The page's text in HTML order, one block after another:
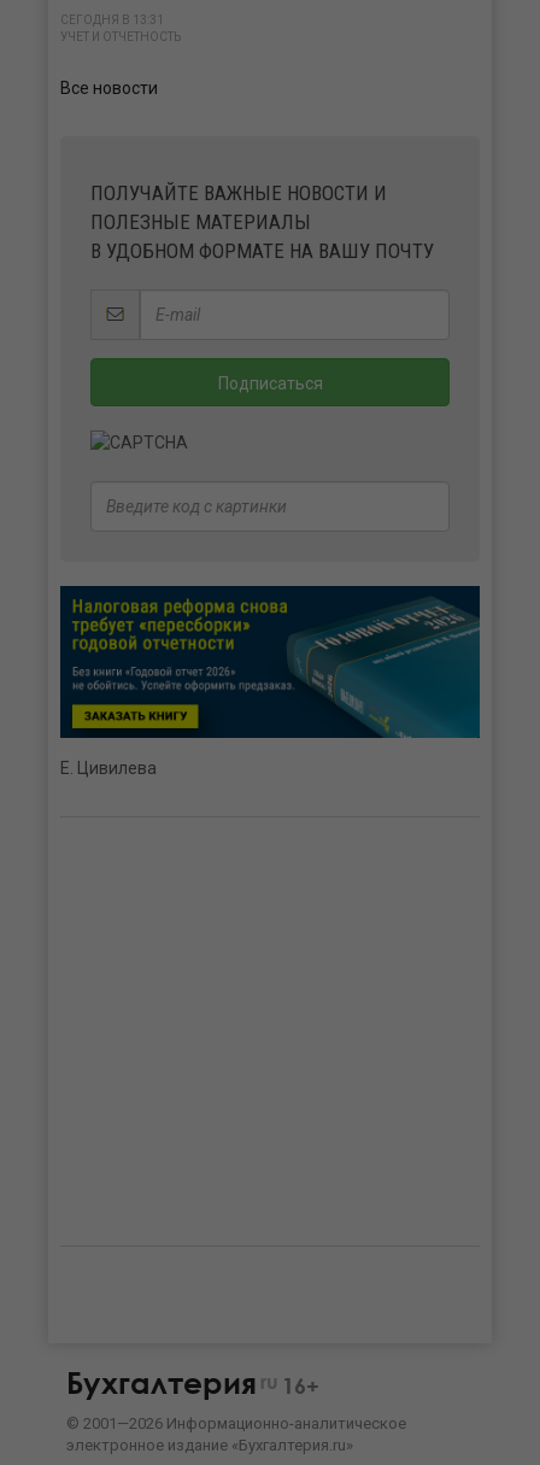
СЕГОДНЯ В 13:31
УЧЕТ И ОТЧЕТНОСТЬ
Все новости
ПОЛУЧАЙТЕ ВАЖНЫЕ НОВОСТИ И
ПОЛЕЗНЫЕ МАТЕРИАЛЫ
В УДОБНОМ ФОРМАТЕ НА ВАШУ ПОЧТУ
Е. Цивилева
Бухгалтерия ru 16+
© 2001—2026 Информационно-аналитическое
электронное издание «Бухгалтерия.ru»